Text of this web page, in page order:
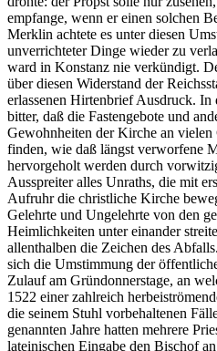
empfange, wenn er einen solchen
Merklin achtete es unter diesen
unverrichteter Dinge wieder zu
ward in Konstanz nie verkündigt.
über diesen Widerstand der
erlassenen Hirtenbrief Ausdruck. In
bitter, daß die Fastengebote und
Gewohnheiten der Kirche an
finden, wie daß längst verworfene
hervorgeholt werden durch
Ausspreiter alles Unraths, die mit
Aufruhr die christliche Kirche
Gelehrte und Ungelehrte von den
Heimlichkeiten unter einander
allenthalben die Zeichen des
sich die Umstimmung der
Zulauf am Gründonnerstage, an
1522 einer zahlreich
die seinem Stuhl vorbehaltenen
genannten Jahre hatten mehrere
lateinischen Eingabe den Bischof